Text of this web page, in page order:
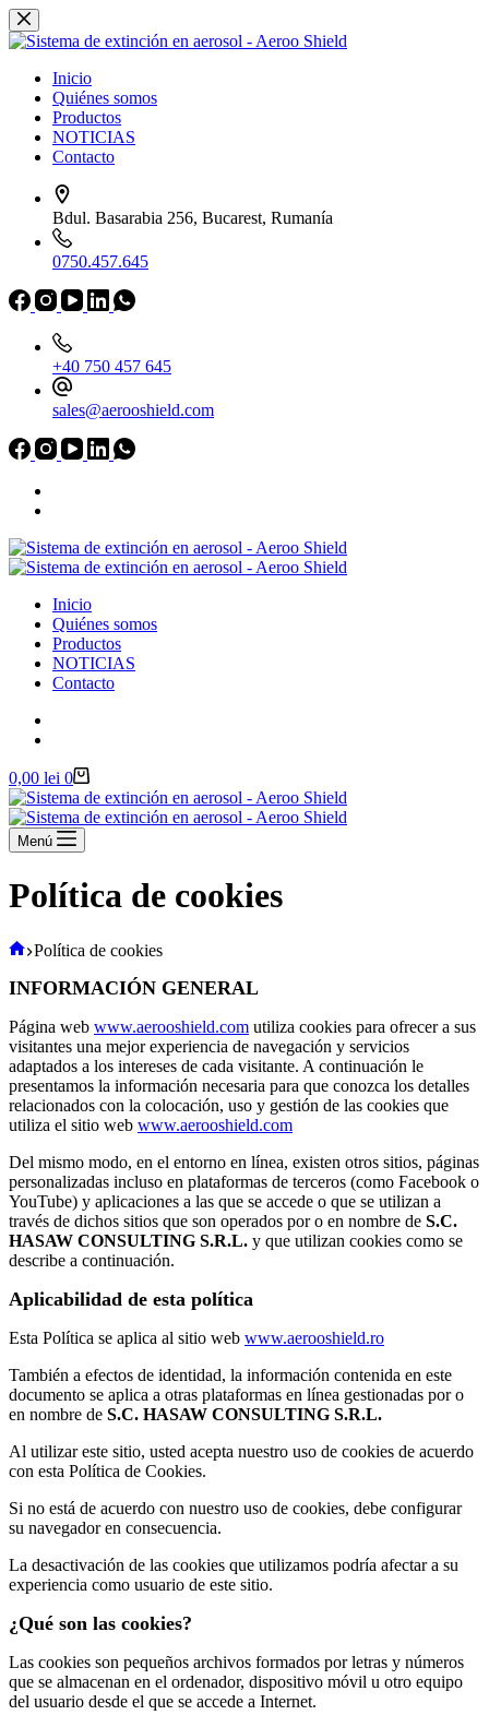
Saltar
al
Inicio
Quiénes somos
Productos
NOTICIAS
Contacto
Bdul. Basarabia 256, Bucarest, Rumanía
0750.457.645
+40 750 457 645
sales@aerooshield.com
Inicio
Quiénes somos
Productos
NOTICIAS
Contacto
Carro
de
compra
0,00 lei 0
Menú
Política de cookies
Inicio
Política de cookies
INFORMACIÓN GENERAL
Página web www.aerooshield.com utiliza cookies para ofrecer a sus
visitantes una mejor experiencia de navegación y servicios
adaptados a los intereses de cada visitante. A continuación le
presentamos la información necesaria para que conozca los detalles
relacionados con la colocación, uso y gestión de las cookies que
utiliza el sitio web www.aerooshield.com
Del mismo modo, en el entorno en línea, existen otros sitios, páginas
personalizadas incluso en plataformas de terceros (como Facebook o
YouTube) y aplicaciones a las que se accede o que se utilizan a
través de dichos sitios que son operados por o en nombre de S.C.
HASAW CONSULTING S.R.L. y que utilizan cookies como se
describe a continuación.
Aplicabilidad de esta política
Esta Política se aplica al sitio web www.aerooshield.ro
También a efectos de identidad, la información contenida en este
documento se aplica a otras plataformas en línea gestionadas por o
en nombre de S.C. HASAW CONSULTING S.R.L.
Al utilizar este sitio, usted acepta nuestro uso de cookies de acuerdo
con esta Política de Cookies.
Si no está de acuerdo con nuestro uso de cookies, debe configurar
su navegador en consecuencia.
La desactivación de las cookies que utilizamos podría afectar a su
experiencia como usuario de este sitio.
¿Qué son las cookies?
Las cookies son pequeños archivos formados por letras y números
que se almacenan en el ordenador, dispositivo móvil u otro equipo
del usuario desde el que se accede a Internet.